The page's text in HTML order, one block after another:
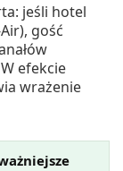
jeśli hotel
gość
efekcie
wrażenie